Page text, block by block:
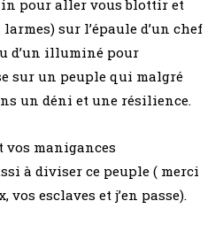
pour aller vous blottir et
sur l’épaule d’un chef
d’un illuminé pour
sur un peuple qui malgré
un déni et une résilience.
vos manigances
à diviser ce peuple ( merci
vos esclaves et j’en passe).